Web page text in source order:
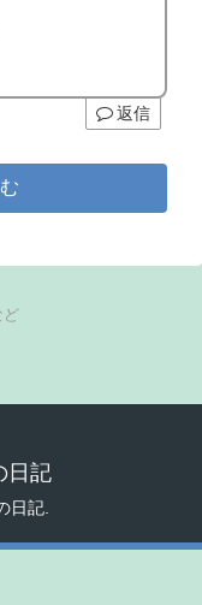
返信
ど
日記
日記.